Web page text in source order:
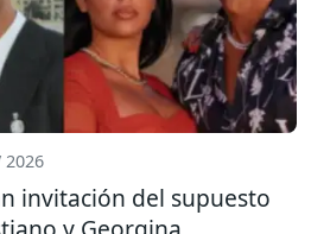
2026
invitación del supuesto